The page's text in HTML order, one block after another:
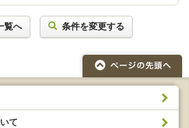
覧へ 条件を変更する
て